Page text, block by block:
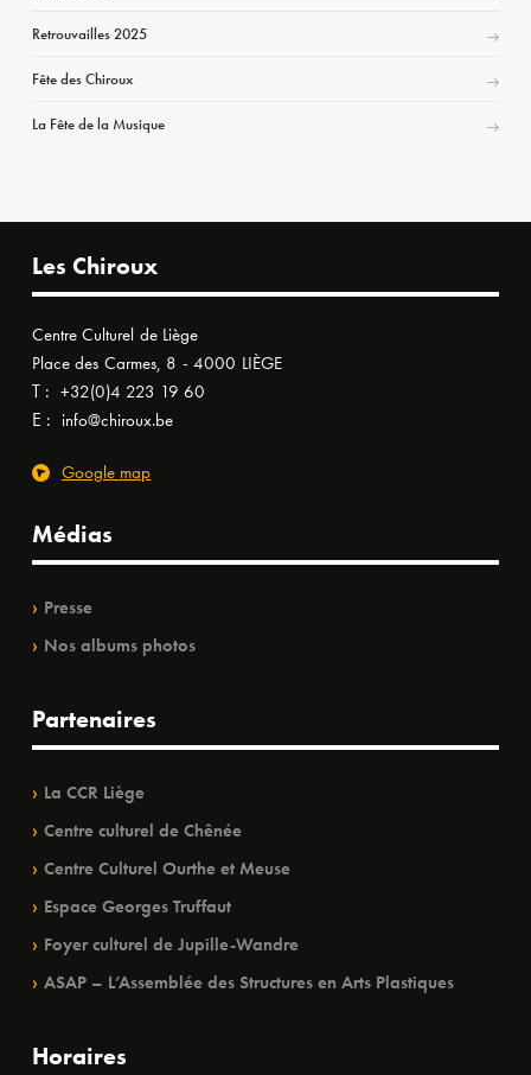
Retrouvailles 2025
Fête des Chiroux
La Fête de la Musique
Les Chiroux
Centre Culturel de Liège
Place des Carmes, 8 - 4000 LIÈGE
T : +32(0)4 223 19 60
E : info@chiroux.be
Google map
Médias
Presse
Nos albums photos
Partenaires
La CCR Liège
Centre culturel de Chênée
Centre Culturel Ourthe et Meuse
Espace Georges Truffaut
Foyer culturel de Jupille-Wandre
ASAP – L’Assemblée des Structures en Arts Plastiques
Horaires